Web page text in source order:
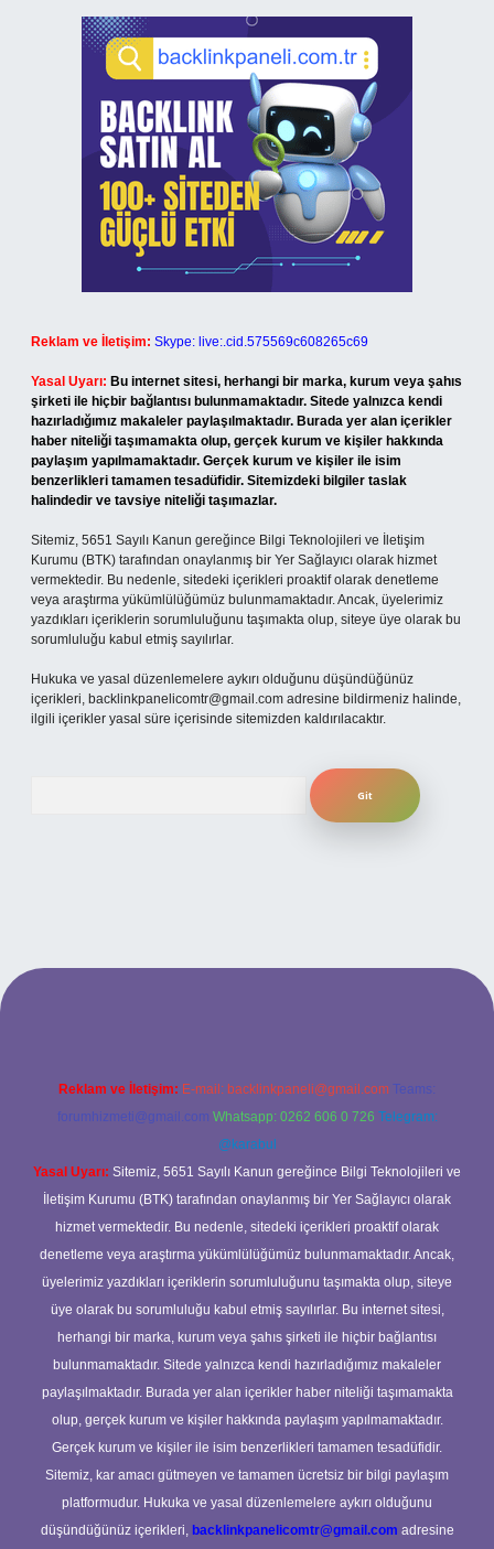
Reklam ve İletişim: Skype: live:.cid.575569c608265c69
Yasal Uyarı: Bu internet sitesi, herhangi bir marka, kurum veya şahıs
şirketi ile hiçbir bağlantısı bulunmamaktadır. Sitede yalnızca kendi
hazırladığımız makaleler paylaşılmaktadır. Burada yer alan içerikler
haber niteliği taşımamakta olup, gerçek kurum ve kişiler hakkında
paylaşım yapılmamaktadır. Gerçek kurum ve kişiler ile isim
benzerlikleri tamamen tesadüfidir. Sitemizdeki bilgiler taslak
halindedir ve tavsiye niteliği taşımazlar.
Sitemiz, 5651 Sayılı Kanun gereğince Bilgi Teknolojileri ve İletişim
Kurumu (BTK) tarafından onaylanmış bir Yer Sağlayıcı olarak hizmet
vermektedir. Bu nedenle, sitedeki içerikleri proaktif olarak denetleme
veya araştırma yükümlülüğümüz bulunmamaktadır. Ancak, üyelerimiz
yazdıkları içeriklerin sorumluluğunu taşımakta olup, siteye üye olarak bu
sorumluluğu kabul etmiş sayılırlar.
Hukuka ve yasal düzenlemelere aykırı olduğunu düşündüğünüz
içerikleri, backlinkpanelicomtr@gmail.com adresine bildirmeniz halinde,
ilgili içerikler yasal süre içerisinde sitemizden kaldırılacaktır.
yeni giriş adresi
Reklam ve İletişim: E-mail: backlinkpaneli@gmail.com Teams:
forumhizmeti@gmail.com Whatsapp: 0262 606 0 726 Telegram:
@karabul
Yasal Uyarı: Sitemiz, 5651 Sayılı Kanun gereğince Bilgi Teknolojileri ve
İletişim Kurumu (BTK) tarafından onaylanmış bir Yer Sağlayıcı olarak
hizmet vermektedir. Bu nedenle, sitedeki içerikleri proaktif olarak
denetleme veya araştırma yükümlülüğümüz bulunmamaktadır. Ancak,
üyelerimiz yazdıkları içeriklerin sorumluluğunu taşımakta olup, siteye
üye olarak bu sorumluluğu kabul etmiş sayılırlar. Bu internet sitesi,
herhangi bir marka, kurum veya şahıs şirketi ile hiçbir bağlantısı
bulunmamaktadır. Sitede yalnızca kendi hazırladığımız makaleler
paylaşılmaktadır. Burada yer alan içerikler haber niteliği taşımamakta
olup, gerçek kurum ve kişiler hakkında paylaşım yapılmamaktadır.
Gerçek kurum ve kişiler ile isim benzerlikleri tamamen tesadüfidir.
Sitemiz, kar amacı gütmeyen ve tamamen ücretsiz bir bilgi paylaşım
platformudur. Hukuka ve yasal düzenlemelere aykırı olduğunu
düşündüğünüz içerikleri, backlinkpanelicomtr@gmail.com adresine